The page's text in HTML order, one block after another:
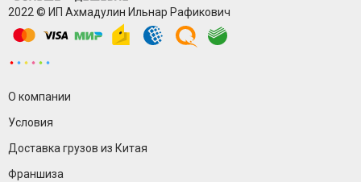
2022 © ИП Ахмадулин Ильнар Рафикович
О компании
Условия
Доставка грузов из Китая
Франшиза